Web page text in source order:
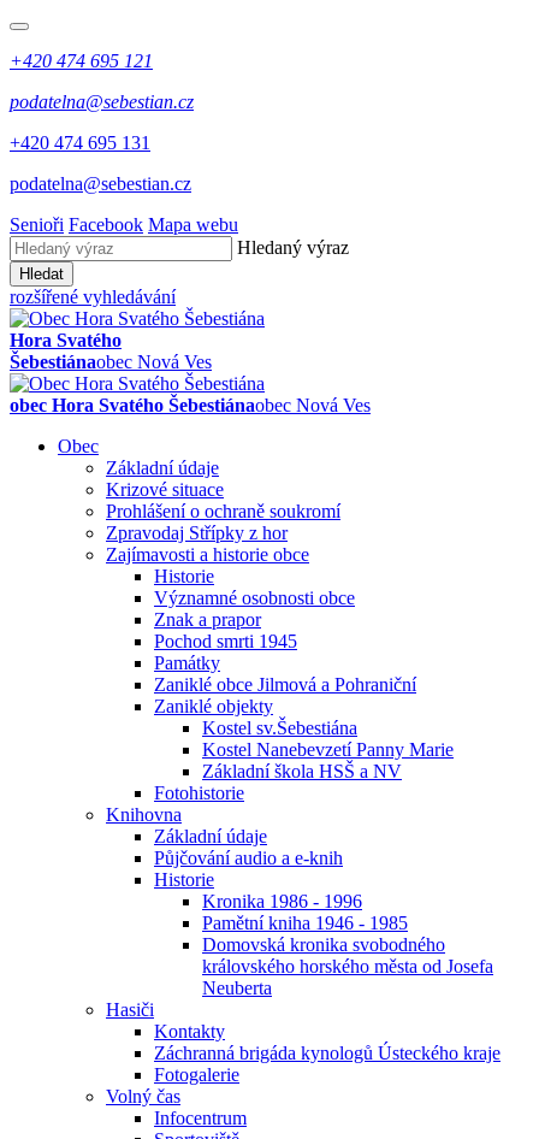
+420 474 695 121
podatelna@sebestian.cz
+420 474 695 131
podatelna@sebestian.cz
Senioři Facebook Mapa webu
Hledaný výraz
Hledat
rozšířené vyhledávání
Hora Svatého
Šebestiánaobec Nová Ves
obec Hora Svatého Šebestiánaobec Nová Ves
Obec
Základní údaje
Krizové situace
Prohlášení o ochraně soukromí
Zpravodaj Střípky z hor
Zajímavosti a historie obce
Historie
Významné osobnosti obce
Znak a prapor
Pochod smrti 1945
Památky
Zaniklé obce Jilmová a Pohraniční
Zaniklé objekty
Kostel sv.Šebestiána
Kostel Nanebevzetí Panny Marie
Základní škola HSŠ a NV
Fotohistorie
Knihovna
Základní údaje
Půjčování audio a e-knih
Historie
Kronika 1986 - 1996
Pamětní kniha 1946 - 1985
Domovská kronika svobodného
královského horského města od Josefa
Neuberta
Hasiči
Kontakty
Záchranná brigáda kynologů Ústeckého kraje
Fotogalerie
Volný čas
Infocentrum